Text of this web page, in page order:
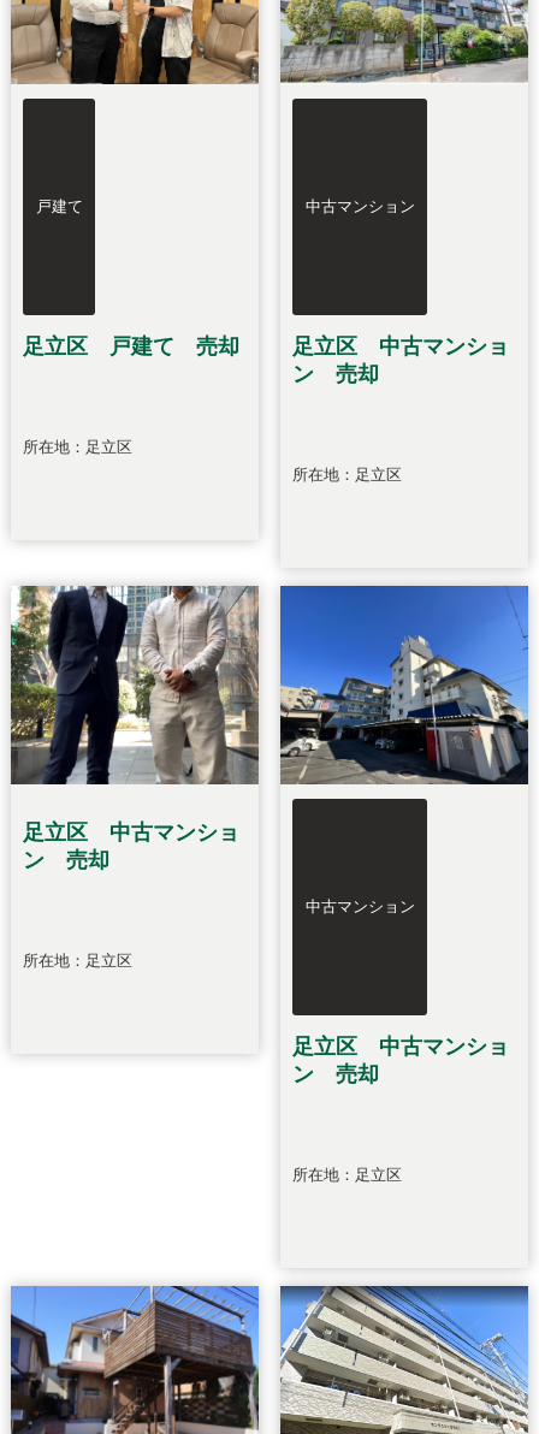
戸建て
足立区 戸建て 売却
所在地：足立区
中古マンション
足立区 中古マンショ
ン 売却
所在地：足立区
足立区 中古マンショ
ン 売却
所在地：足立区
中古マンション
足立区 中古マンショ
ン 売却
所在地：足立区